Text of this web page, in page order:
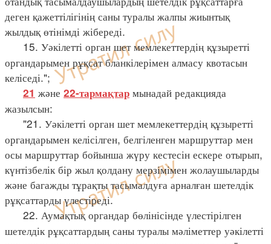
деген қажеттілігінің саны туралы жалпы жиынтық
жылдық өтінімді жібереді.
15. Уәкілетті орган шет мемлекеттердің құзыретті
органдарымен рұқсат бланкілерімен алмасу квотасын
келіседі.";
21 және 22-тармақтар мынадай редакцияда
жазылсын:
"21. Уәкілетті орган шет мемлекеттердің құзыретті
органдарымен келісілген, белгіленген маршруттар мен
осы маршруттар бойынша жүру кестесін ескере отырып,
күнтізбелік бір жыл қолдану мерзімімен жолаушыларды
және багажды тұрақты тасымалдуға арналған шетелдік
рұқсаттарды үлестіреді.
22. Аумақтық органдар бөлінісінде үлестірілген
шетелдік рұқсаттардың саны туралы мәліметтер уәкілетті